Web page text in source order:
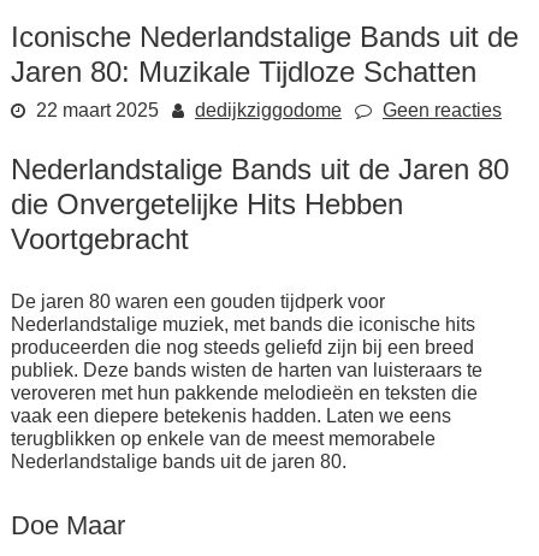
Iconische Nederlandstalige Bands uit de
Jaren 80: Muzikale Tijdloze Schatten
22 maart 2025 dedijkziggodome Geen reacties
Nederlandstalige Bands uit de Jaren 80
die Onvergetelijke Hits Hebben
Voortgebracht
De jaren 80 waren een gouden tijdperk voor
Nederlandstalige muziek, met bands die iconische hits
produceerden die nog steeds geliefd zijn bij een breed
publiek. Deze bands wisten de harten van luisteraars te
veroveren met hun pakkende melodieën en teksten die
vaak een diepere betekenis hadden. Laten we eens
terugblikken op enkele van de meest memorabele
Nederlandstalige bands uit de jaren 80.
Doe Maar